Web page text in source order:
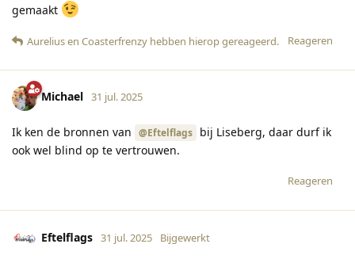
gemaakt
Reageren
Aureliusen Coasterfrenzy hebben hierop gereageerd.
Michael 31 jul. 2025
Ik ken de bronnen van @Eftelflags bij Liseberg, daar durf ik
ook wel blind op te vertrouwen.
Reageren
Eftelflags 31 jul. 2025 Bijgewerkt